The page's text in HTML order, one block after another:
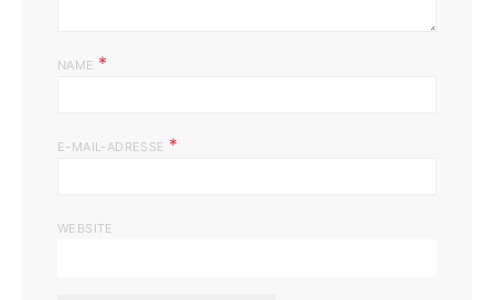
NAME *
E-MAIL-ADRESSE *
WEBSITE